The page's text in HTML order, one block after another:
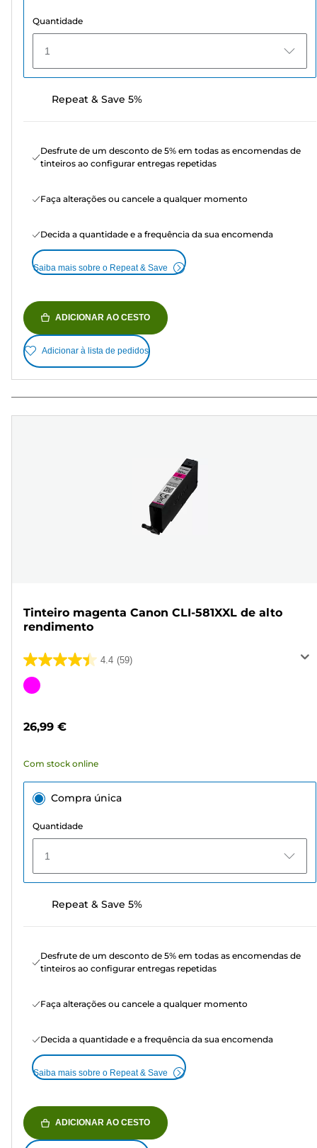
Quantidade
1
Repeat & Save 5%
Desfrute de um desconto de 5% em todas as encomendas de
tinteiros ao configurar entregas repetidas
Faça alterações ou cancele a qualquer momento
Decida a quantidade e a frequência da sua encomenda
Saiba mais sobre o Repeat & Save
ADICIONAR AO CESTO
Adicionar à lista de pedidos
Tinteiro magenta Canon CLI-581XXL de alto
rendimento
4.4 (59)
4.4
em
59
Cartucho
26,99 €
Com stock online
Compra única
Quantidade
1
Repeat & Save 5%
Desfrute de um desconto de 5% em todas as encomendas de
tinteiros ao configurar entregas repetidas
Faça alterações ou cancele a qualquer momento
Decida a quantidade e a frequência da sua encomenda
Saiba mais sobre o Repeat & Save
ADICIONAR AO CESTO